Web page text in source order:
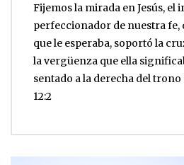
Fijemos la mirada en Jesús, el
perfeccionador de nuestra fe,
que le esperaba, soportó la
la vergüenza que ella
sentado a la derecha del
12:2